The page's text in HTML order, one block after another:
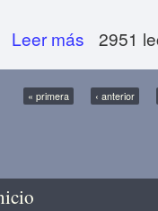
Leer más sobre EL
2951
« primera ‹ anterior
encuentra usted aquí